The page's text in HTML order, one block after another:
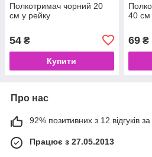
Полкотримач чорний 20
см у рейку
54 ₴
Купити
40 см
69₴
Про нас
92% позитивних з 12 відгуків за
Працює з 27.05.2013